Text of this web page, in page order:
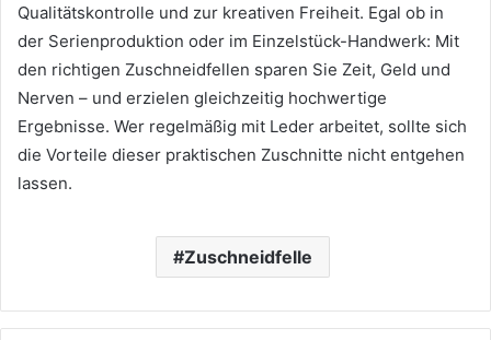
Qualitätskontrolle und zur kreativen Freiheit. Egal ob in
der Serienproduktion oder im Einzelstück-Handwerk: Mit
den richtigen Zuschneidfellen sparen Sie Zeit, Geld und
Nerven – und erzielen gleichzeitig hochwertige
Ergebnisse. Wer regelmäßig mit Leder arbeitet, sollte sich
die Vorteile dieser praktischen Zuschnitte nicht entgehen
lassen.
Zuschneidfelle